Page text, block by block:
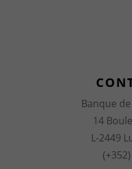
Banque
14
L-2449